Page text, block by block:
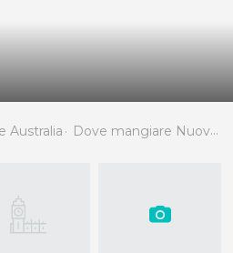
Australia Dove mangiare Nuovo Galles del Sud